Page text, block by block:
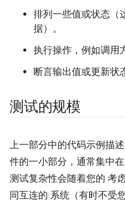
排列一些值或状态（
据）。
执行操作，例如调用
断言输出值或更新状
测试的规模
上一部分中的代码示例描
件的一小部分，通常集中
测试复杂性会随着您的 考
同互连的 系统（有时不受